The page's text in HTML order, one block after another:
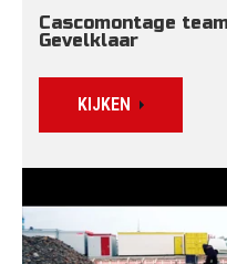
Cascomontage
Gevelklaar
KIJKEN